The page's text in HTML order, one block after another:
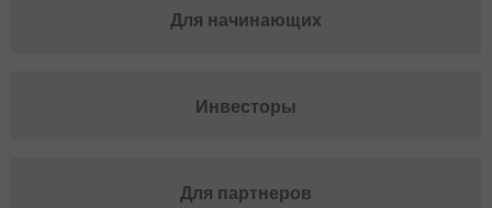
Для начинающих
Инвесторы
Для партнеров